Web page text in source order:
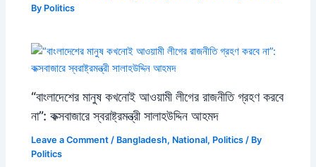
By Politics
“বাংলাদেশের মানুষ কখনোই আওয়ামী লীগের রাজনীতি গ্রহণ করবে
না”: কক্সবাজারে স্বরাষ্ট্রমন্ত্রী সালাহউদ্দিন আহমদ
Leave a Comment / Bangladesh, National, Politics / By
Politics